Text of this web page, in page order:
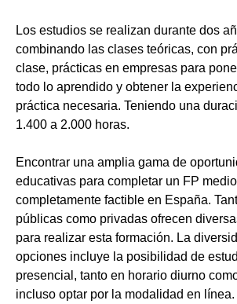
Los estudios se realizan durante dos
combinando las clases teóricas, con
clase, prácticas en empresas para
todo lo aprendido y obtener la
práctica necesaria. Teniendo una
1.400 a 2.000 horas.
Encontrar una amplia gama de
educativas para completar un FP
completamente factible en España.
públicas como privadas ofrecen
para realizar esta formación. La
opciones incluye la posibilidad de
presencial, tanto en horario diurno
incluso optar por la modalidad en